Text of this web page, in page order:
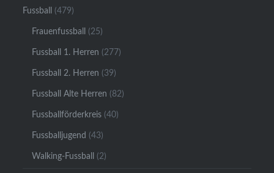
Fussball (479)
Frauenfussball (25)
Fussball 1. Herren (277)
Fussball 2. Herren (39)
Fussball Alte Herren (82)
Fussballförderkreis (40)
Fussballjugend (43)
Walking-Fussball (2)